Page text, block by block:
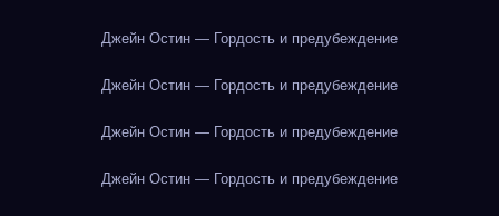
Джейн Остин — Гордость и предубеждение
Джейн Остин — Гордость и предубеждение
Джейн Остин — Гордость и предубеждение
Джейн Остин — Гордость и предубеждение